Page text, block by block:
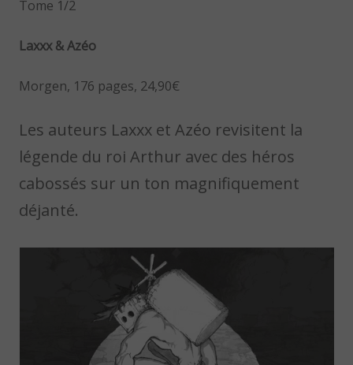
Tome 1/2
Laxxx & Azéo
Morgen, 176 pages, 24,90€
Les auteurs Laxxx et Azéo revisitent la
légende du roi Arthur avec des héros
cabossés sur un ton magnifiquement
déjanté.